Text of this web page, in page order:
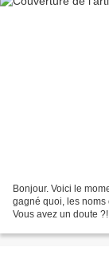
Bonjour. Voici le
gagné quoi, les noms
Vous avez un doute